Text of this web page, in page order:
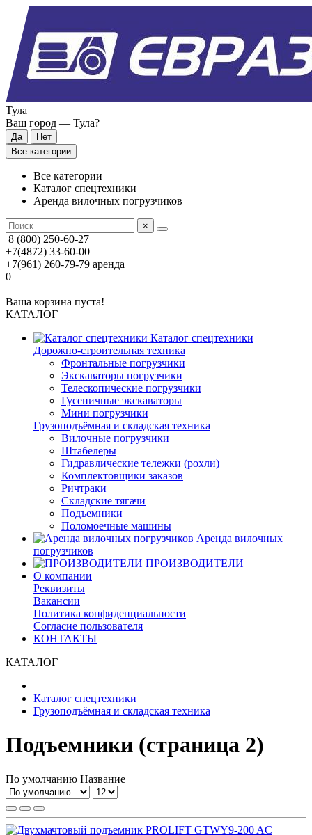
Тула
Ваш город — Тула?
Все категории
Все категории
Каталог спецтехники
Аренда вилочных погрузчиков
×
8 (800) 250-60-27
+7(4872) 33-60-00
+7(961) 260-79-79 аренда
0
Ваша корзина пуста!
КАТАЛОГ
Каталог спецтехники
Дорожно-строительная техника
Фронтальные погрузчики
Экскаваторы погрузчики
Телескопические погрузчики
Гусеничные экскаваторы
Мини погрузчики
Грузоподъёмная и складская техника
Вилочные погрузчики
Штабелеры
Гидравлические тележки (рохли)
Комплектовщики заказов
Ричтраки
Складские тягачи
Подъемники
Поломоечные машины
Аренда вилочных
погрузчиков
ПРОИЗВОДИТЕЛИ
О компании
Реквизиты
Вакансии
Политика конфиденциальности
Согласие пользователя
КОНТАКТЫ
КАТАЛОГ
Каталог спецтехники
Грузоподъёмная и складская техника
Подъемники (страница 2)
По умолчанию Название